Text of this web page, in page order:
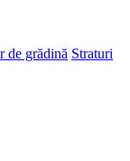
de grădină Straturi